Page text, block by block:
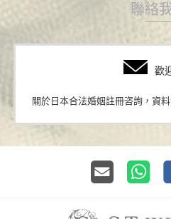
聯絡
歡
關於日本合法婚姻註冊咨詢，資